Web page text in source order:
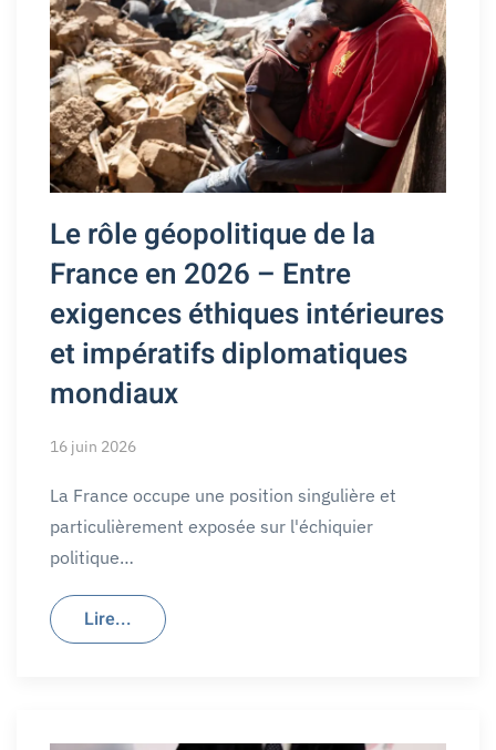
Le rôle géopolitique de la
France en 2026 – Entre
exigences éthiques intérieures
et impératifs diplomatiques
mondiaux
16 juin 2026
La France occupe une position singulière et
particulièrement exposée sur l'échiquier
politique…
Lire...